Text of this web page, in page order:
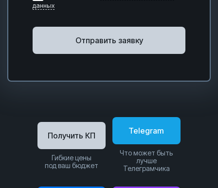
данных
Отправить заявку
Telegram
Что может быть
лучше
Телеграмчика
Получить КП
Гибкие цены
под ваш бюджет